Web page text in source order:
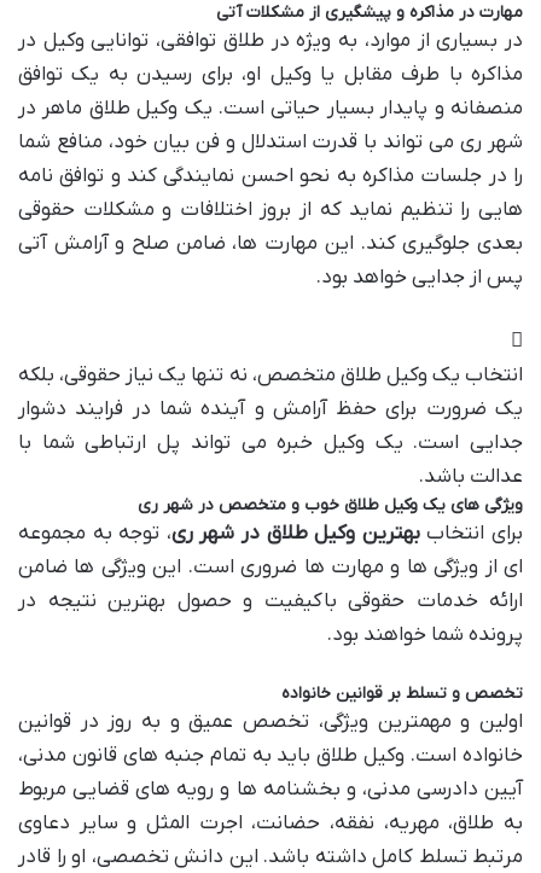
مهارت در مذاکره و پیشگیری از مشکلات آتی
در بسیاری از موارد، به ویژه در طلاق توافقی، توانایی وکیل در
مذاکره با طرف مقابل یا وکیل او، برای رسیدن به یک توافق
منصفانه و پایدار بسیار حیاتی است. یک وکیل طلاق ماهر در
شهر ری می تواند با قدرت استدلال و فن بیان خود، منافع شما
را در جلسات مذاکره به نحو احسن نمایندگی کند و توافق نامه
هایی را تنظیم نماید که از بروز اختلافات و مشکلات حقوقی
بعدی جلوگیری کند. این مهارت ها، ضامن صلح و آرامش آتی
پس از جدایی خواهد بود.
انتخاب یک وکیل طلاق متخصص، نه تنها یک نیاز حقوقی، بلکه
یک ضرورت برای حفظ آرامش و آینده شما در فرایند دشوار
جدایی است. یک وکیل خبره می تواند پل ارتباطی شما با
عدالت باشد.
ویژگی های یک وکیل طلاق خوب و متخصص در شهر ری
برای انتخاببهترین وکیل طلاق در شهر ری، توجه به مجموعه
ای از ویژگی ها و مهارت ها ضروری است. این ویژگی ها ضامن
ارائه خدمات حقوقی باکیفیت و حصول بهترین نتیجه در
پرونده شما خواهند بود.
تخصص و تسلط بر قوانین خانواده
اولین و مهمترین ویژگی، تخصص عمیق و به روز در قوانین
خانواده است. وکیل طلاق باید به تمام جنبه های قانون مدنی،
آیین دادرسی مدنی، و بخشنامه ها و رویه های قضایی مربوط
به طلاق، مهریه، نفقه، حضانت، اجرت المثل و سایر دعاوی
مرتبط تسلط کامل داشته باشد. این دانش تخصصی، او را قادر